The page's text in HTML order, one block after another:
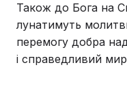
Також до Бога на
лунатимуть
перемогу добра
і справедливий